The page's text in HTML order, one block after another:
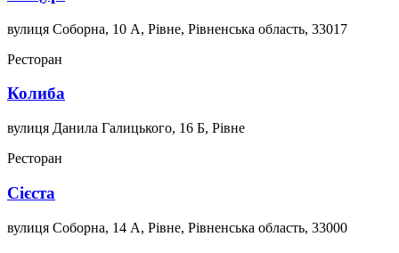
вулиця Соборна, 10 А, Рівне, Рівненська область, 33017
Ресторан
Колиба
вулиця Данила Галицького, 16 Б, Рівне
Ресторан
Сієста
вулиця Соборна, 14 А, Рівне, Рівненська область, 33000